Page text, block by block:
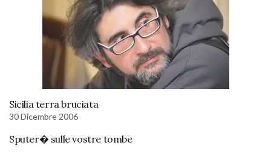
Sicilia terra bruciata
30 Dicembre 2006
Sputer� sulle vostre tombe